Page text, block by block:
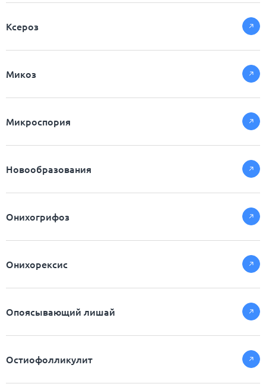
Ксероз
Микоз
Микроспория
Новообразования
Онихогрифоз
Онихорексис
Опоясывающий лишай
Остиофолликулит